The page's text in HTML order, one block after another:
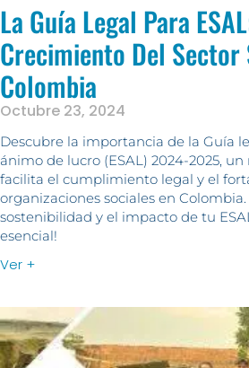
La Guía Legal Para
Crecimiento Del Sector
Colombia
Octubre 23, 2024
Descubre la importancia de la Guía
ánimo de lucro (ESAL) 2024-2025,
facilita el cumplimiento legal y el
organizaciones sociales en Colombia.
sostenibilidad y el impacto de tu
esencial!
Ver +